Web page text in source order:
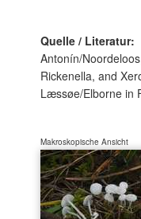
Quelle / Literatur:
Antonín/
Rickenella, and
Læssøe/Elborne in
Makroskopische Ansicht